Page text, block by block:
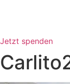
Jetzt spenden